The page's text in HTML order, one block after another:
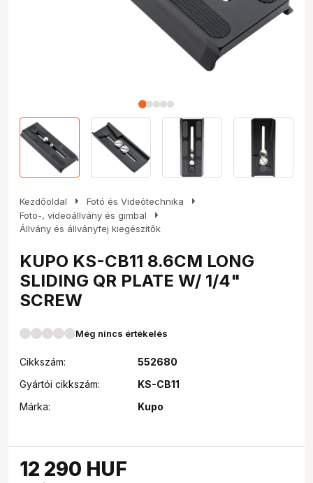
Kezdőoldal arrow_right Fotó és Videótechnika arrow_right
Foto-, videoállvány és gimbal arrow_right
Állvány és állványfej kiegészítők
KUPO KS-CB11 8.6CM LONG
SLIDING QR PLATE W/ 1/4"
SCREW
Még nincs értékelés
Cikkszám:
552680
Gyártói cikkszám:
KS-CB11
Márka:
Kupo
12 290 HUF